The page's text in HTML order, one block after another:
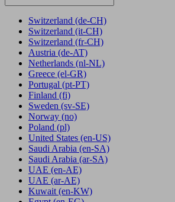
Switzerland (de-CH)
Switzerland (it-CH)
Switzerland (fr-CH)
Austria (de-AT)
Netherlands (nl-NL)
Greece (el-GR)
Portugal (pt-PT)
Finland (fi)
Sweden (sv-SE)
Norway (no)
Poland (pl)
United States (en-US)
Saudi Arabia (en-SA)
Saudi Arabia (ar-SA)
UAE (en-AE)
UAE (ar-AE)
Kuwait (en-KW)